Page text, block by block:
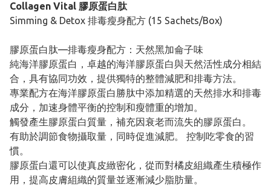
Collagen Vital 膠原蛋白肽
Simming & Detox 排毒瘦身配方 (15 Sachets/Box)
膠原蛋白肽—排毒瘦身配方：天然黑加侖子味
純海洋膠原蛋白，卓越的海洋膠原蛋白與天然活性成分相結
合，具有協同功效，提供獨特的整體減肥和排毒方法。
專業配方在海洋膠原蛋白勝肽中添加精選的天然排水和排毒
成分，加速身體平衡的控制和瘦體重的增加。
觸發產生膠原蛋白質量，補充因衰老而流失的膠原蛋白。
有助於調節食物攝取量，同時促進減肥。 控制吃零食的習
慣。
膠原蛋白還可以使真皮緻密化，從而對橘皮組織產生積極作
用，提高皮膚組織的質量並逐漸減少脂肪量。